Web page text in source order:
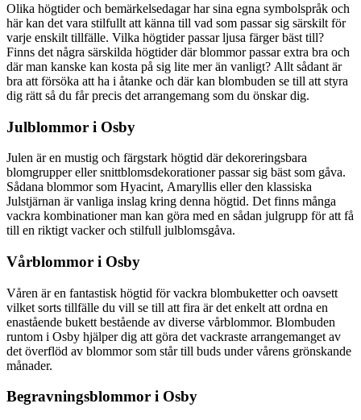
Olika högtider och bemärkelsedagar har sina egna symbolspråk och
här kan det vara stilfullt att känna till vad som passar sig särskilt för
varje enskilt tillfälle. Vilka högtider passar ljusa färger bäst till?
Finns det några särskilda högtider där blommor passar extra bra och
där man kanske kan kosta på sig lite mer än vanligt? Allt sådant är
bra att försöka att ha i åtanke och där kan blombuden se till att styra
dig rätt så du får precis det arrangemang som du önskar dig.
Julblommor i Osby
Julen är en mustig och färgstark högtid där dekoreringsbara
blomgrupper eller snittblomsdekorationer passar sig bäst som gåva.
Sådana blommor som Hyacint, Amaryllis eller den klassiska
Julstjärnan är vanliga inslag kring denna högtid. Det finns många
vackra kombinationer man kan göra med en sådan julgrupp för att få
till en riktigt vacker och stilfull julblomsgåva.
Vårblommor i Osby
Våren är en fantastisk högtid för vackra blombuketter och oavsett
vilket sorts tillfälle du vill se till att fira är det enkelt att ordna en
enastående bukett bestående av diverse vårblommor. Blombuden
runtom i Osby hjälper dig att göra det vackraste arrangemanget av
det överflöd av blommor som står till buds under vårens grönskande
månader.
Begravningsblommor i Osby